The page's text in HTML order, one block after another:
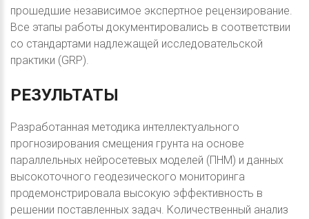
прошедшие независимое экспертное рецензирование.
Все этапы работы документировались в соответствии
со стандартами надлежащей исследовательской
практики (GRP).
РЕЗУЛЬТАТЫ
Разработанная методика интеллектуального
прогнозирования смещения грунта на основе
параллельных нейросетевых моделей (ПНМ) и данных
высокоточного геодезического мониторинга
продемонстрировала высокую эффективность в
решении поставленных задач. Количественный анализ